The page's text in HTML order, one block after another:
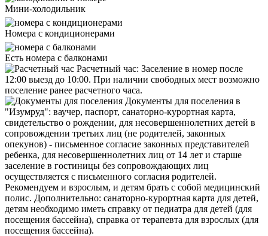
Мини-холодильник
Номера с кондиционерами
Есть номера с балконами
Расчетный час: Заселение в номер после
12:00 выезд до 10:00. При наличии свободных мест возможно
поселение ранее расчетного часа.
Документы для поселения в
"Изумруд": ваучер, паспорт, санаторно-курортная карта,
свидетельство о рождении, для несовершеннолетних детей в
сопровождении третьих лиц (не родителей, законных
опекунов) - письменное согласие законных представителей
ребенка, для несовершеннолетних лиц от 14 лет и старше
заселение в гостиницы без сопровождающих лиц
осуществляется с письменного согласия родителей.
Рекомендуем и взрослым, и детям брать с собой медицинский
полис. Дополнительно: санаторно-курортная карта для детей,
детям необходимо иметь справку от педиатра для детей (для
посещения бассейна), справка от терапевта для взрослых (для
посещения бассейна).